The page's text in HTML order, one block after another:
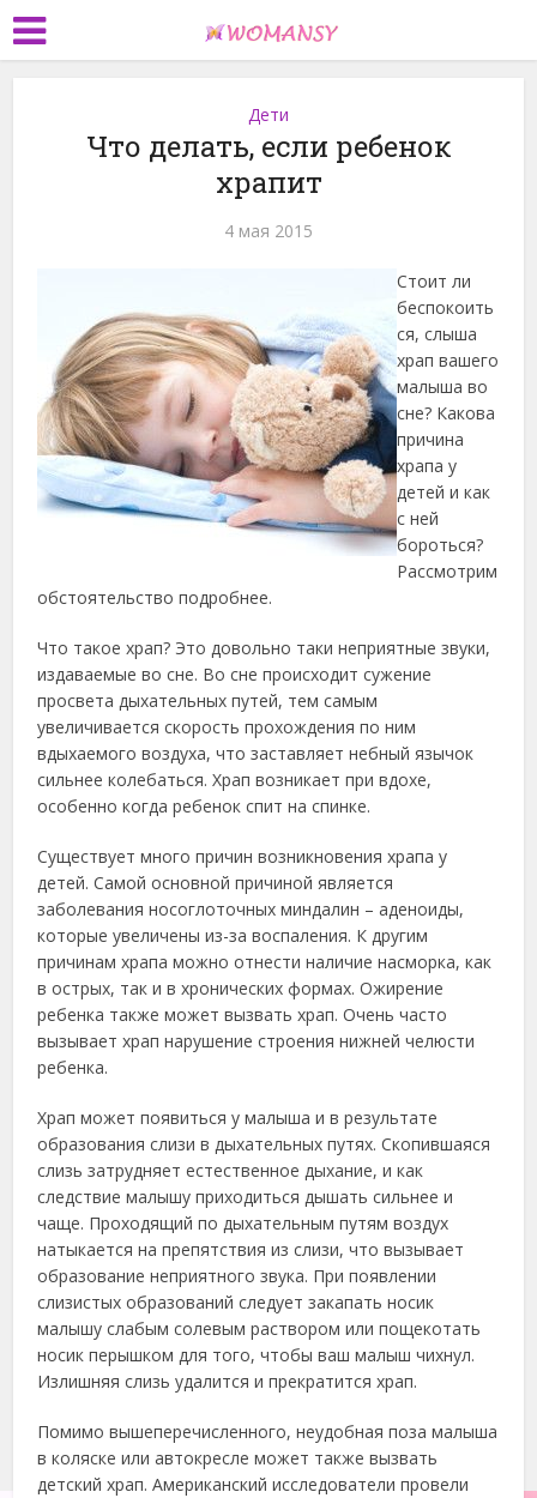
Дети
Что делать, если ребенок
храпит
4 мая 2015
Стоит ли
беспокоить
ся, слыша
храп вашего
малыша во
сне? Какова
причина
храпа у
детей и как
с ней
бороться?
Рассмотрим
обстоятельство подробнее.
Что такое храп? Это довольно таки неприятные звуки,
издаваемые во сне. Во сне происходит сужение
просвета дыхательных путей, тем самым
увеличивается скорость прохождения по ним
вдыхаемого воздуха, что заставляет небный язычок
сильнее колебаться. Храп возникает при вдохе,
особенно когда ребенок спит на спинке.
Существует много причин возникновения храпа у
детей. Самой основной причиной является
заболевания носоглоточных миндалин – аденоиды,
которые увеличены из-за воспаления. К другим
причинам храпа можно отнести наличие насморка, как
в острых, так и в хронических формах. Ожирение
ребенка также может вызвать храп. Очень часто
вызывает храп нарушение строения нижней челюсти
ребенка.
Храп может появиться у малыша и в результате
образования слизи в дыхательных путях. Скопившаяся
слизь затрудняет естественное дыхание, и как
следствие малышу приходиться дышать сильнее и
чаще. Проходящий по дыхательным путям воздух
натыкается на препятствия из слизи, что вызывает
образование неприятного звука. При появлении
слизистых образований следует закапать носик
малышу слабым солевым раствором или пощекотать
носик перышком для того, чтобы ваш малыш чихнул.
Излишняя слизь удалится и прекратится храп.
Помимо вышеперечисленного, неудобная поза малыша
в коляске или автокресле может также вызвать
детский храп. Американский исследователи провели